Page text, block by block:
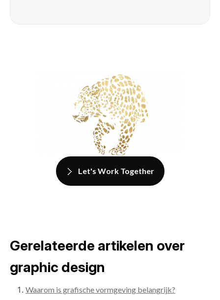
Let's Work Together
Gerelateerde artikelen over
graphic design
Waarom is grafische vormgeving belangrijk?